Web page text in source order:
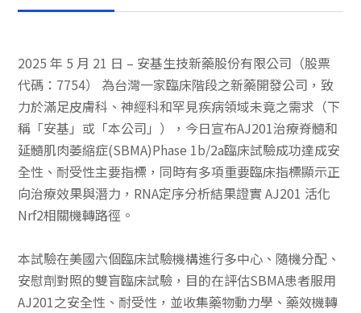
2025 年 5 月 21 日 – 安基生技新藥股份有限公司（股票
代碼：7754） 為台灣一家臨床階段之新藥開發公司，致
力於滿足皮膚科、神經科和罕見疾病領域未竟之需求（下
稱「安基」或「本公司」），今日宣布AJ201治療脊髓和
延髓肌肉萎縮症(SBMA)Phase 1b/2a臨床試驗成功達成安
全性、耐受性主要指標，同時有多項重要臨床指標顯示正
向治療效果與潛力，RNA定序分析結果證實 AJ201 活化
Nrf2相關機轉路徑。
本試驗在美國六個臨床試驗機構進行多中心、隨機分配、
安慰劑對照的雙盲臨床試驗，目的在評估SBMA患者服用
AJ201之安全性、耐受性，並收集藥物動力學、藥效機轉